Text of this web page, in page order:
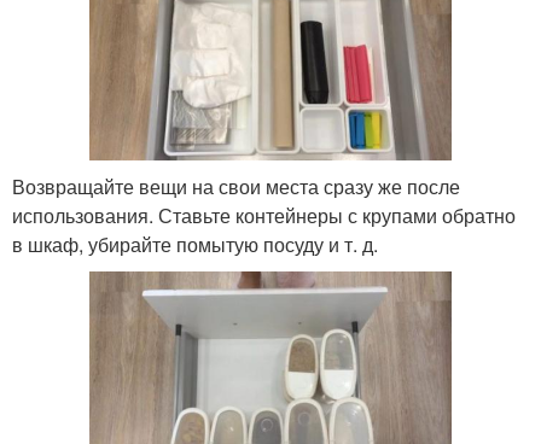
Возвращайте вещи на свои места сразу же после
использования. Ставьте контейнеры с крупами обратно
в шкаф, убирайте помытую посуду и т. д.